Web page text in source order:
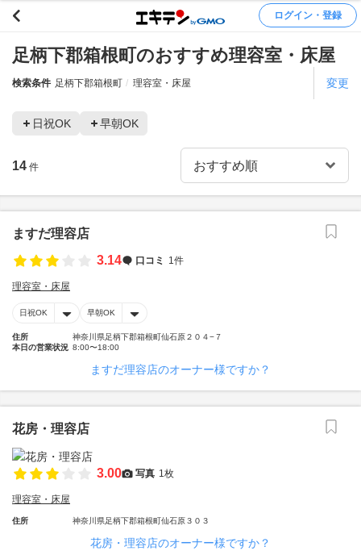
ログイン・登録
足柄下郡箱根町のおすすめ理容室・床屋
検索条件 足柄下郡箱根町 理容室・床屋 変更
日祝OK 早朝OK
14 件
ますだ理容店
3.14
口コミ 1件
理容室・床屋
日祝OK 早朝OK
住所
神奈川県足柄下郡箱根町仙石原２０４−７
本日の営業状況 8:00〜18:00
ますだ理容店のオーナー様ですか？
花房・理容店
3.00 写真 1枚
理容室・床屋
住所 神奈川県足柄下郡箱根町仙石原３０３
花房・理容店のオーナー様ですか？